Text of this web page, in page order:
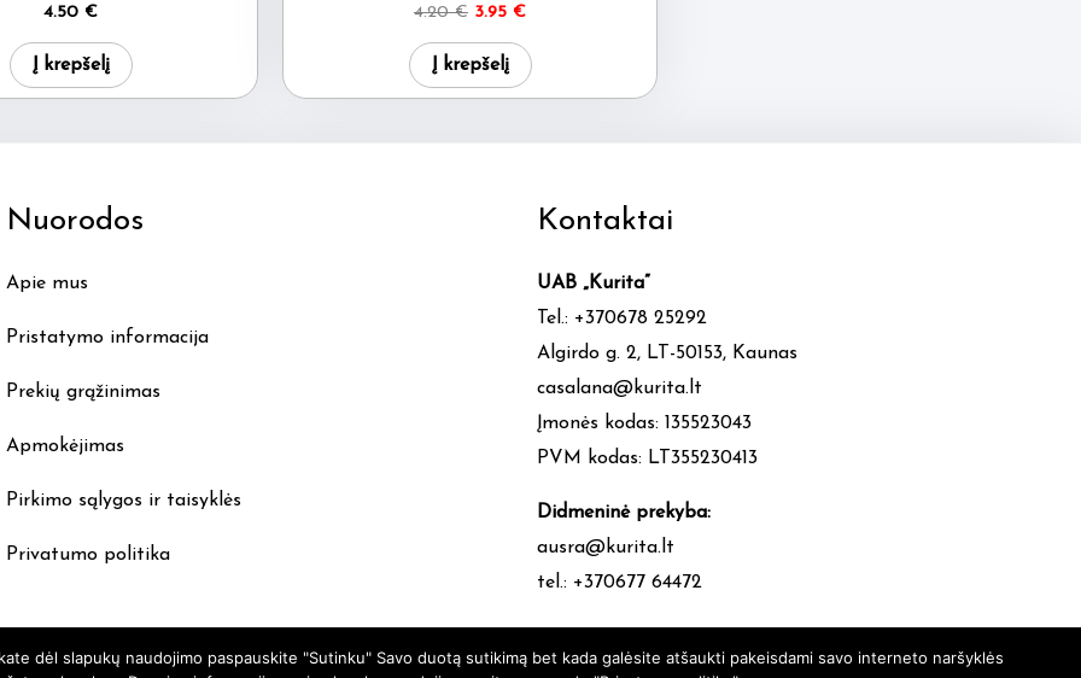
4.50 €
Į krepšelį
4.20€ Original
was:
4.20 €.
3.95 €Current
is:
3.95 €.
Į krepšelį
Nuorodos
Apie mus
Pristatymo informacija
Prekių grąžinimas
Apmokėjimas
Pirkimo sąlygos ir taisyklės
Privatumo politika
Kontaktai
UAB „Kurita”
Tel.: +370678 25292
Algirdo g. 2, LT-50153, Kaunas
casalana@kurita.lt
Įmonės kodas: 135523043
PVM kodas: LT355230413
Didmeninė prekyba:
ausra@kurita.lt
tel.: +370677 64472
dėl slapukų naudojimo paspauskite "Sutinku" Savo duotą sutikimą bet kada galėsite atšaukti pakeisdami savo interneto naršyklės